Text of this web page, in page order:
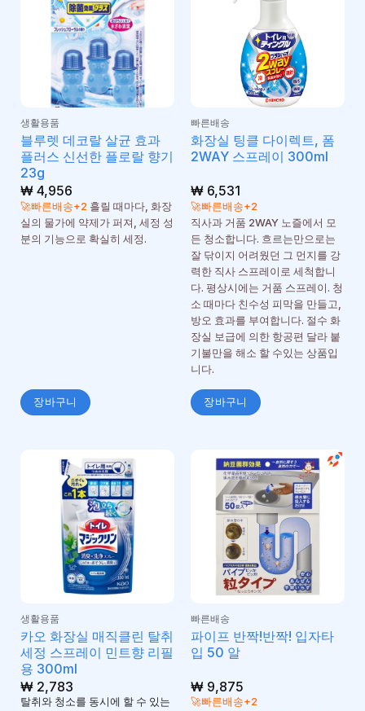
생활용품
블루렛 데코랄 살균 효과
플러스 신선한 플로랄 향기
23g
₩4,956
🚀빠른배송+2 흘릴 때마다, 화장
실의 물가에 약제가 퍼져, 세정 성
분의 기능으로 확실히 세정.
장바구니
빠른배송
화장실 팅클 다이렉트, 폼
2WAY 스프레이 300ml
₩6,531
🚀빠른배송+2
직사과 거품 2WAY 노즐에서 모
든 청소합니다. 흐르는만으로는
잘 닦이지 어려웠던 그 먼지를 강
력한 직사 스프레이로 세척합니
다. 평상시에는 거품 스프레이. 청
소 때마다 친수성 피막을 만들고,
방오 효과를 부여합니다. 절수 화
장실 보급에 의한 항공편 달라 붙
기불만을 해소 할 수있는 상품입
니다.
장바구니
생활용품
카오 화장실 매직클린 탈취
세정 스프레이 민트향 리필
용 300ml
₩2,783
탈취와 청소를 동시에 할 수 있는
빠른배송
파이프 반짝!반짝! 입자타
입 50 알
₩9,875
🚀빠른배송+2